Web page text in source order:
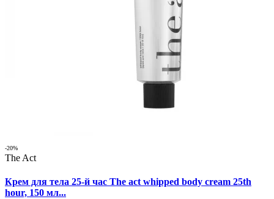
-20%
The Act
Крем для тела 25-й час The act whipped body cream 25th
hour, 150 мл...